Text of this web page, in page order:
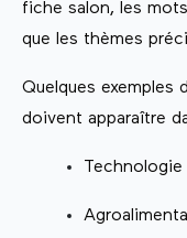
fiche salon, les
que les thèmes
Quelques exemples
doivent apparaître
Technologie